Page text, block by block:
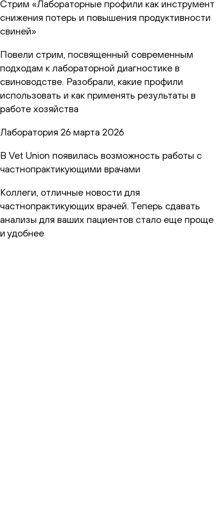
Стрим «Лабораторные профили как инструмент
снижения потерь и повышения продуктивности
свиней»
Повели стрим, посвященный современным
подходам к лабораторной диагностике в
свиноводстве. Разобрали, какие профили
использовать и как применять результаты в
работе хозяйства
Лаборатория 26 марта 2026
В Vet Union появилась возможность работы с
частнопрактикующими врачами
Коллеги, отличные новости для
частнопрактикующих врачей. Теперь сдавать
анализы для ваших пациентов стало еще проще
и удобнее